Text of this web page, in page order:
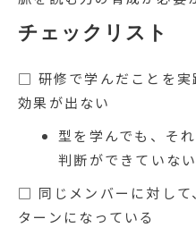
チェックリスト
□ 研修で学んだことを実
効果が出ない
型を学んでも、そ
判断ができていない
□ 同じメンバーに対して
ターンになっている